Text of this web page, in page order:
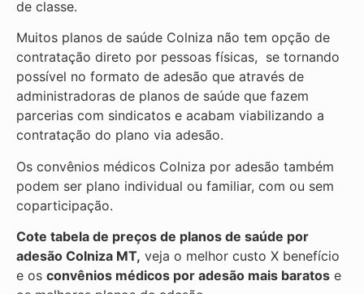
de classe.
Muitos planos de saúde Colniza não tem opção de
contratação direto por pessoas físicas, se tornando
possível no formato de adesão que através de
administradoras de planos de saúde que fazem
parcerias com sindicatos e acabam viabilizando a
contratação do plano via adesão.
Os convênios médicos Colniza por adesão também
podem ser plano individual ou familiar, com ou sem
coparticipação.
Cote tabela de preços de planos de saúde por
adesão Colniza MT, veja o melhor custo X benefício
e os convênios médicos por adesão mais baratos e